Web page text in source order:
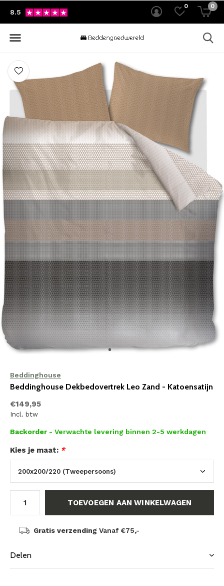
0 0
8.5
Beddinghouse
Beddinghouse Dekbedovertrek Leo Zand - Katoensatijn
€149,95
Incl. btw
Backorder - Verwachte levering binnen 2-5 werkdagen
Kies je maat: *
TOEVOEGEN AAN WINKELWAGEN
Gratis verzending Vanaf €75,-
Delen